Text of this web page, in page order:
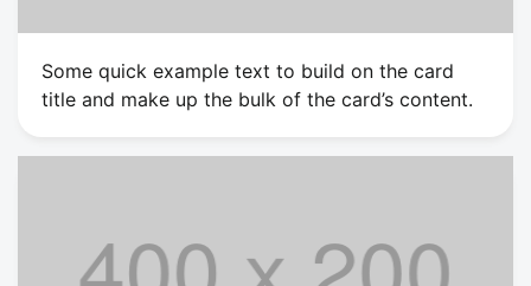
Some quick example text to build on the card
title and make up the bulk of the card’s content.